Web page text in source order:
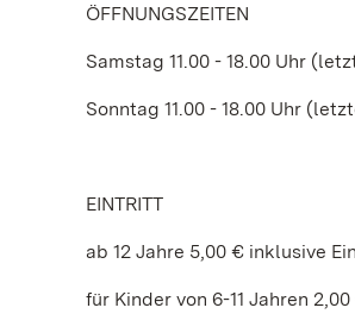
ÖFFNUNGSZEITEN
Samstag 11.00 - 18.00 Uhr
Sonntag 11.00 - 18.00 Uhr
EINTRITT
ab 12 Jahre 5,00 € inklusive
für Kinder von 6-11 Jahren